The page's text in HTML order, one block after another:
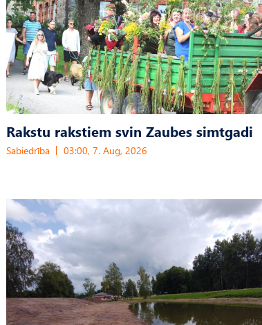
Rakstu rakstiem svin Zaubes simtgadi
Sabiedrība 03:00, 7. Aug, 2026